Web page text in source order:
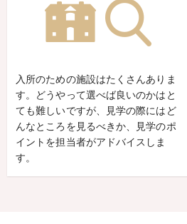
入所のための施設はたくさんありま
す。どうやって選べば良いのかはと
ても難しいですが、見学の際にはど
んなところを見るべきか、見学のポ
イントを担当者がアドバイスしま
す。